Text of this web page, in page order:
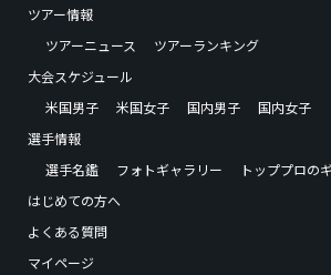
ツアー情報
ツアーニュース
ツアーランキング
大会スケジュール
米国男子
米国女子 国内男子
国内女子
選手情報
選手名鑑
フォトギャラリー
トッププロの
はじめての方へ
よくある質問
マイページ